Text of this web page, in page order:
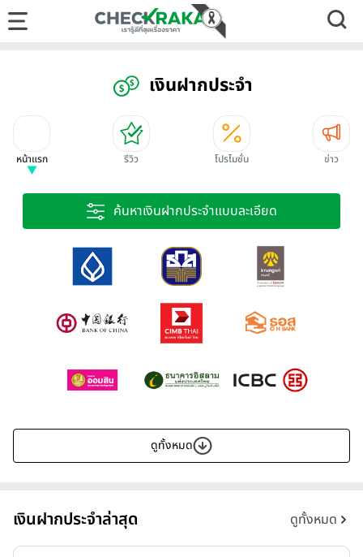
เงินฝากประจำ
หน้าแรก รีวิว โปรโมชั่น ข่าว
ค้นหาเงินฝากประจำแบบละเอียด
ดูทั้งหมด
เงินฝากประจำล่าสุด ดูทั้งหมด